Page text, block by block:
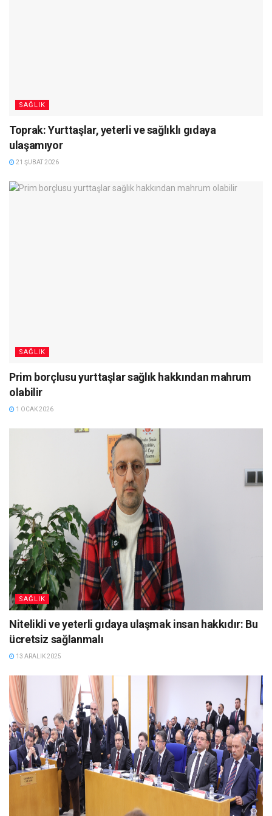
SAĞLIK
Toprak: Yurttaşlar, yeterli ve sağlıklı gıdaya
ulaşamıyor
21 ŞUBAT 2026
SAĞLIK
Prim borçlusu yurttaşlar sağlık hakkından mahrum
olabilir
1 OCAK 2026
SAĞLIK
Nitelikli ve yeterli gıdaya ulaşmak insan hakkıdır: Bu
ücretsiz sağlanmalı
13 ARALIK 2025